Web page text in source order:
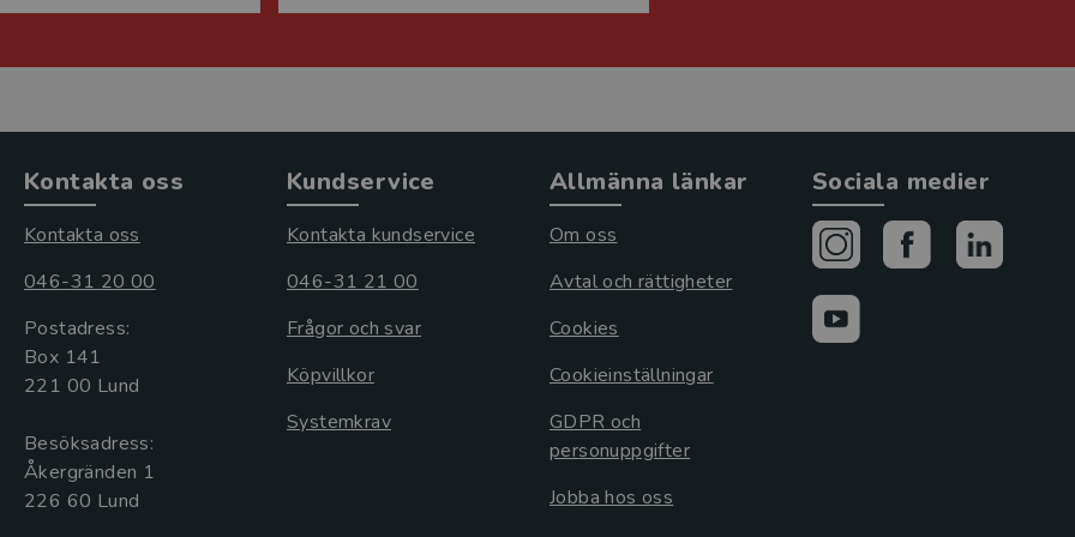
Kontakta oss
Kontakta oss
046-31 20 00
Postadress:
Box 141
221 00 Lund
Besöksadress:
Åkergränden 1
Kundservice
Kontakta kundservice
046-31 21 00
Frågor och svar
Köpvillkor
Systemkrav
Allmänna länkar
Om oss
Avtal och rättigheter
Cookies
Cookieinställningar
GDPR och
personuppgifter
Jobba hos oss
Sociala medier